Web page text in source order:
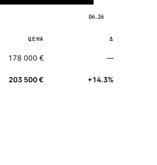
06.26
ЦЕНА Δ
178 000 € —
203 500 € +14.3%